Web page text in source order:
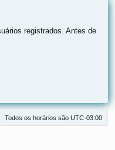
registrados. Antes de
Todos os horários são UTC-03:00